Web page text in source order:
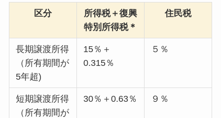
区分
所得税＋復興
特別所得税＊
住民税
長期譲渡所得
（所有期間が
5年超)
15％＋
0.315％
５％
短期譲渡所得
（所有期間が
30％＋0.63％ ９％